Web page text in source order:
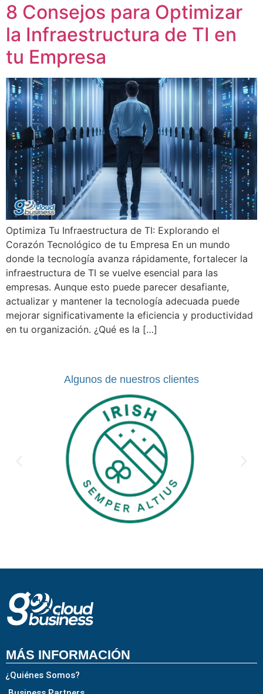
8 Consejos para Optimizar
la Infraestructura de TI en
tu Empresa
Optimiza Tu Infraestructura de TI: Explorando el
Corazón Tecnológico de tu Empresa En un mundo
donde la tecnología avanza rápidamente, fortalecer la
infraestructura de TI se vuelve esencial para las
empresas. Aunque esto puede parecer desafiante,
actualizar y mantener la tecnología adecuada puede
mejorar significativamente la eficiencia y productividad
en tu organización. ¿Qué es la […]
Algunos de nuestros clientes
MÁS INFORMACIÓN
¿Quiénes Somos?